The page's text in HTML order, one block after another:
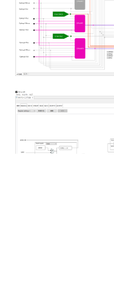
画
像